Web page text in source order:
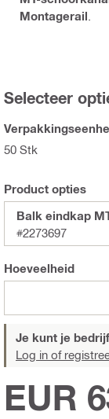
Montagerail
Selecteer
50 Stk
Product opties
Balk eindkap
#2273697
Hoeveelheid
Je kunt je
Log in of
EUR